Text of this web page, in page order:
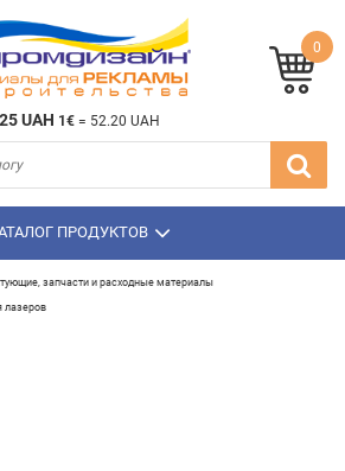
UAH 1€ = 52.20 UAH
0
ПРОДУКТОВ
запчасти и расходные материалы
лазеров